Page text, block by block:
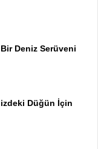
Deniz Serüveni
Düğün İçin